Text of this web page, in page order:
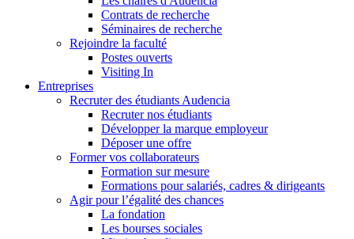
Contrats de recherche
Séminaires de recherche
Rejoindre la faculté
Postes ouverts
Visiting In
Entreprises
Recruter des étudiants Audencia
Recruter nos étudiants
Développer la marque employeur
Déposer une offre
Former vos collaborateurs
Formation sur mesure
Formations pour salariés, cadres & dirigeants
Agir pour l’égalité des chances
La fondation
Les bourses sociales